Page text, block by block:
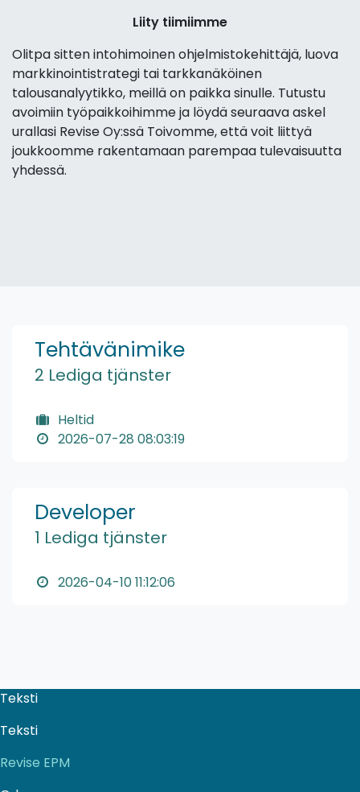
Liity tiimiimme
Olitpa sitten intohimoinen ohjelmistokehittäjä, luova
markkinointistrategi tai tarkkanäköinen
talousanalyytikko, meillä on paikka sinulle. Tutustu
avoimiin työpaikkoihimme ja löydä seuraava askel
urallasi Revise Oy:ssä Toivomme, että voit liittyä
joukkoomme rakentamaan parempaa tulevaisuutta
yhdessä.
Tehtävänimike
2 Lediga tjänster
Heltid
2026-07-28 08:03:19
Developer
1 Lediga tjänster
2026-04-10 11:12:06
Teksti
Teksti
Revise EPM